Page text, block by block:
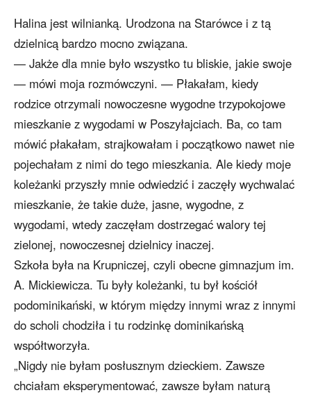
Halina jest wilnianką. Urodzona na Starówce i z tą
dzielnicą bardzo mocno związana.
— Jakże dla mnie było wszystko tu bliskie, jakie swoje
— mówi moja rozmówczyni. — Płakałam, kiedy
rodzice otrzymali nowoczesne wygodne trzypokojowe
mieszkanie z wygodami w Poszyłajciach. Ba, co tam
mówić płakałam, strajkowałam i początkowo nawet nie
pojechałam z nimi do tego mieszkania. Ale kiedy moje
koleżanki przyszły mnie odwiedzić i zaczęły wychwalać
mieszkanie, że takie duże, jasne, wygodne, z
wygodami, wtedy zaczęłam dostrzegać walory tej
zielonej, nowoczesnej dzielnicy inaczej.
Szkoła była na Krupniczej, czyli obecne gimnazjum im.
A. Mickiewicza. Tu były koleżanki, tu był kościół
podominikański, w którym między innymi wraz z innymi
do scholi chodziła i tu rodzinkę dominikańską
współtworzyła.
„Nigdy nie byłam posłusznym dzieckiem. Zawsze
chciałam eksperymentować, zawsze byłam naturą